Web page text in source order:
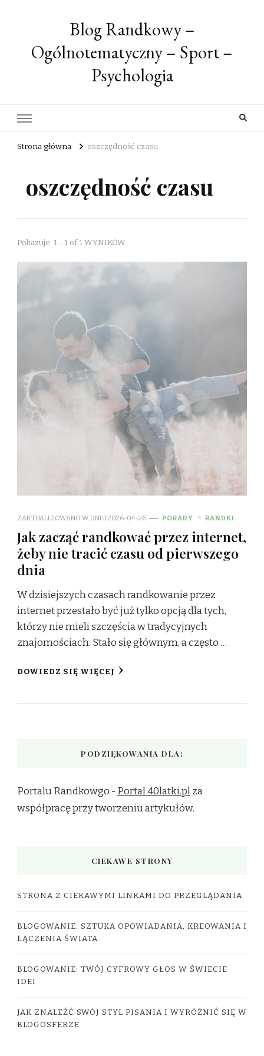
Blog Randkowy –
Ogólnotematyczny – Sport –
Psychologia
Strona główna oszczędność czasu
oszczędność czasu
Pokazuje: 1 - 1 of 1 WYNIKÓW
ZAKTUALIZOWANO W DNIU2026-04-26 PORADY RANDKI
Jak zacząć randkować przez internet,
żeby nie tracić czasu od pierwszego
dnia
W dzisiejszych czasach randkowanie przez
internet przestało być już tylko opcją dla tych,
którzy nie mieli szczęścia w tradycyjnych
znajomościach. Stało się głównym, a często …
DOWIEDZ SIĘ WIĘCEJ
PODZIĘKOWANIA DLA:
Portalu Randkowgo - Portal 40latki.plza
współpracę przy tworzeniu artykułów.
CIEKAWE STRONY
STRONA Z CIEKAWYMI LINKAMI DO PRZEGLĄDANIA
BLOGOWANIE: SZTUKA OPOWIADANIA, KREOWANIA I
ŁĄCZENIA ŚWIATA
BLOGOWANIE: TWÓJ CYFROWY GŁOS W ŚWIECIE
IDEI
JAK ZNALEŹĆ SWÓJ STYL PISANIA I WYRÓŻNIĆ SIĘ W
BLOGOSFERZE